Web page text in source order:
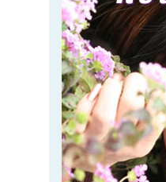
Spaans